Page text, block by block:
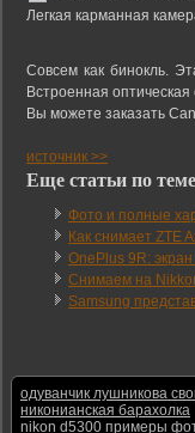
Легкая карманная
Совсем как бинокль.
Встроенная
Вы можете заказать
источник >>
Еще статьи по
Фото и полные
Как снимает ZTE
OnePlus 9R:
Снимаем на
Samsung
одуванчик лушникова
никонианская барахолка
nikon d5300 примеры